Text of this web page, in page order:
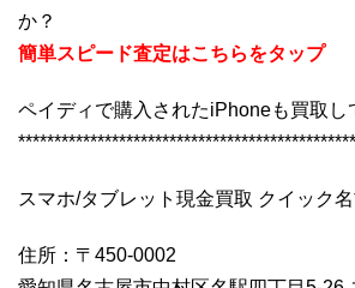
か？
簡単スピード査定はこちらをタップ
ペイディで購入されたiPhoneも買取し
スマホ/タブレット現金買取 クイック
住所：〒450-0002